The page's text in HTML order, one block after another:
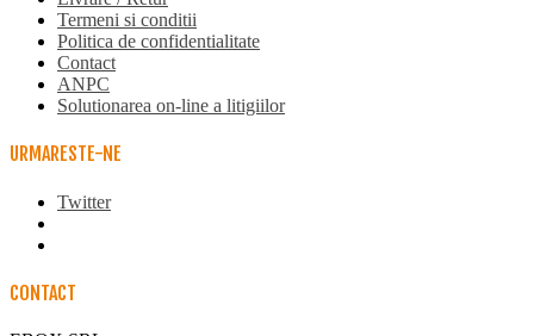
Termeni si conditii
Politica de confidentialitate
Contact
ANPC
Solutionarea on-line a litigiilor
URMARESTE-NE
Twitter
CONTACT